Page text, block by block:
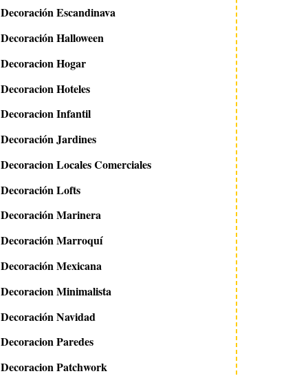
Decoración Escandinava
Decoración Halloween
Decoracion Hogar
Decoracion Hoteles
Decoracion Infantil
Decoración Jardines
Decoracion Locales Comerciales
Decoración Lofts
Decoración Marinera
Decoración Marroquí
Decoración Mexicana
Decoracion Minimalista
Decoración Navidad
Decoracion Paredes
Decoracion Patchwork